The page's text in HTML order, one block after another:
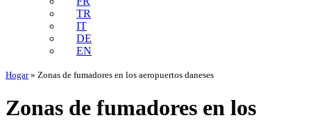
TR
IT
DE
EN
Hogar» Zonas de fumadores en los aeropuertos daneses
Zonas de fumadores en los